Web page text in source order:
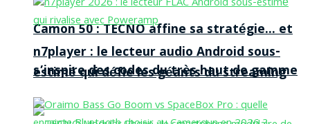
Camon 50 : TECNO affine sa stratégie… et
s’inspire des codes du très haut de gamme
n7player : le lecteur audio Android sous-
estimé qui défie les géants du streaming